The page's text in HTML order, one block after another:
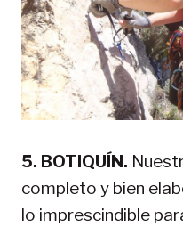
5. BOTIQUÍN.
completo y bien
lo imprescindible